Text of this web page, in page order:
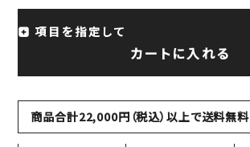
項目を指定して
カートに入れる
商品合計22,000円（税込）以上で送料無料